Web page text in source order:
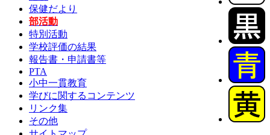
保健だより
部活動
特別活動
学校評価の結果
報告書・申請書等
PTA
小中一貫教育
学びに関するコンテンツ
リンク集
その他